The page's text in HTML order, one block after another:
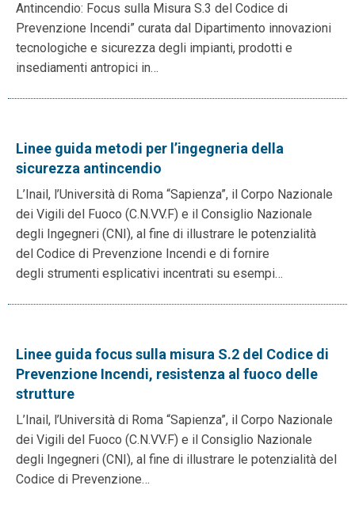
Antincendio: Focus sulla Misura S.3 del Codice di
Prevenzione Incendi” curata dal Dipartimento innovazioni
tecnologiche e sicurezza degli impianti, prodotti e
insediamenti antropici in…
Linee guida metodi per l’ingegneria della
sicurezza antincendio
L’Inail, l’Università di Roma “Sapienza”, il Corpo Nazionale
dei Vigili del Fuoco (C.N.VV.F) e il Consiglio Nazionale
degli Ingegneri (CNI), al fine di illustrare le potenzialità
del Codice di Prevenzione Incendi e di fornire
degli strumenti esplicativi incentrati su esempi…
Linee guida focus sulla misura S.2 del Codice di
Prevenzione Incendi, resistenza al fuoco delle
strutture
L’Inail, l’Università di Roma “Sapienza”, il Corpo Nazionale
dei Vigili del Fuoco (C.N.VV.F) e il Consiglio Nazionale
degli Ingegneri (CNI), al fine di illustrare le potenzialità del
Codice di Prevenzione…